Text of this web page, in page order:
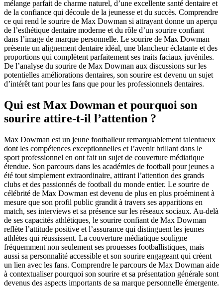
mélange parfait de charme naturel, d’une excellente santé dentaire et
de la confiance qui découle de la jeunesse et du succès. Comprendre
ce qui rend le sourire de Max Dowman si attrayant donne un aperçu
de l’esthétique dentaire moderne et du rôle d’un sourire confiant
dans l’image de marque personnelle. Le sourire de Max Dowman
présente un alignement dentaire idéal, une blancheur éclatante et des
proportions qui complètent parfaitement ses traits faciaux juvéniles.
De l’analyse du sourire de Max Dowman aux discussions sur les
potentielles améliorations dentaires, son sourire est devenu un sujet
d’intérêt tant pour les fans que pour les professionnels dentaires.
Qui est Max Dowman et pourquoi son
sourire attire-t-il l’attention ?
Max Dowman est un jeune footballeur remarquablement talentueux
dont les compétences exceptionnelles et l’avenir brillant dans le
sport professionnel en ont fait un sujet de couverture médiatique
étendue. Son parcours dans les académies de football pour jeunes a
été tout simplement extraordinaire, attirant l’attention des grands
clubs et des passionnés de football du monde entier. Le sourire de
célébrité de Max Dowman est devenu de plus en plus proéminent à
mesure que son profil public grandit à travers ses apparitions en
match, ses interviews et sa présence sur les réseaux sociaux. Au-delà
de ses capacités athlétiques, le sourire confiant de Max Dowman
reflète l’attitude positive et l’assurance qui distinguent les jeunes
athlètes qui réussissent. La couverture médiatique souligne
fréquemment non seulement ses prouesses footballistiques, mais
aussi sa personnalité accessible et son sourire engageant qui créent
un lien avec les fans. Comprendre le parcours de Max Dowman aide
à contextualiser pourquoi son sourire et sa présentation générale sont
devenus des aspects importants de sa marque personnelle émergente.